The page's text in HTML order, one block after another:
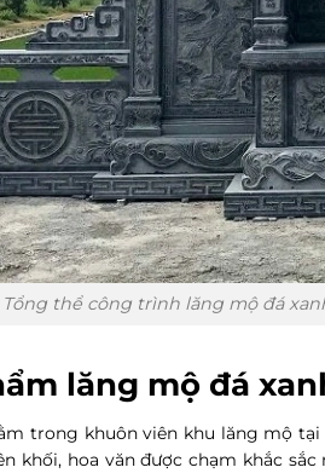
Tổng thể công trình lăng mộ đá
lăng mộ đá
trong khuôn viên khu lăng mộ
khối, hoa văn được chạm khắc